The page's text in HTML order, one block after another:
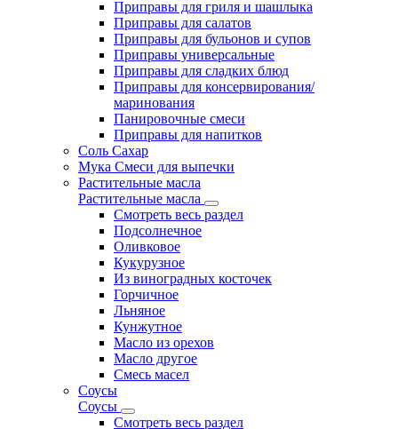
Приправы для гриля и шашлыка
Приправы для салатов
Приправы для бульонов и супов
Приправы универсальные
Приправы для сладких блюд
Приправы для консервирования/
маринования
Панировочные смеси
Приправы для напитков
Соль Сахар
Мука Смеси для выпечки
Растительные масла
Растительные масла
Смотреть весь раздел
Подсолнечное
Оливковое
Кукурузное
Из виноградных косточек
Горчичное
Льняное
Кунжутное
Масло из орехов
Масло другое
Смесь масел
Соусы
Соусы
Смотреть весь раздел